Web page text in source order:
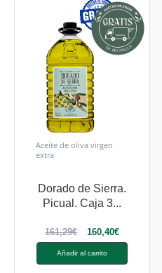
Aceite de oliva virgen
extra
Dorado de Sierra.
Picual. Caja 3...
161,29€ 160,40€
Añadir al carrito